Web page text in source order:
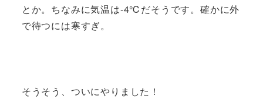
とか。ちなみに気温は-4℃だそうです。確かに外
で待つには寒すぎ。
そうそう、ついにやりました！